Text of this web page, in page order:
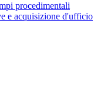
procedimentali
e acquisizione d'ufficio